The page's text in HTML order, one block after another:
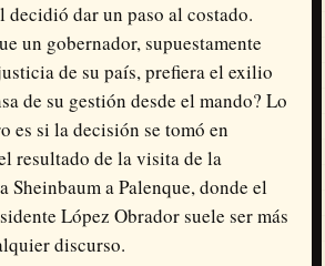
decidió dar un paso al costado.
un gobernador, supuestamente
de su país, prefiera el exilio
de su gestión desde el mando? Lo
es si la decisión se tomó en
resultado de la visita de la
Sheinbaum a Palenque, donde el
López Obrador suele ser más
discurso.